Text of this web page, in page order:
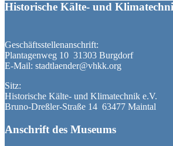
Historische Kälte- und
Geschäftsstellenanschrift:
Plantagenweg 10 31303 Burgdorf
E-Mail: stadtlaender@vhkk.org
Sitz:
Historische Kälte- und Klimatechnik e.V.
Bruno-Dreßler-Straße 14 63477 Maintal
Anschrift des Museums